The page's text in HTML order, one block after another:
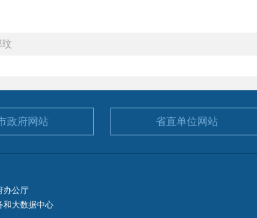
政府网站 省直单位网站
办公厅
和大数据中心